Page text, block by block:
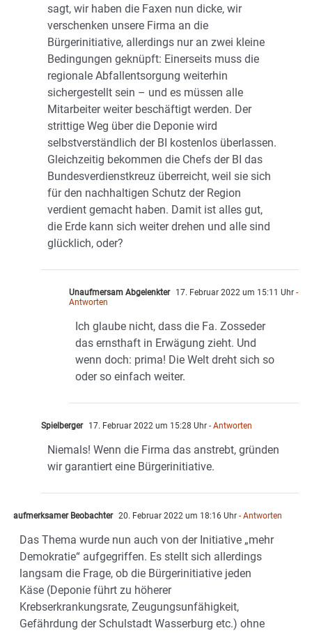
sagt, wir haben die Faxen nun dicke, wir
verschenken unsere Firma an die
Bürgerinitiative, allerdings nur an zwei kleine
Bedingungen geknüpft: Einerseits muss die
regionale Abfallentsorgung weiterhin
sichergestellt sein – und es müssen alle
Mitarbeiter weiter beschäftigt werden. Der
strittige Weg über die Deponie wird
selbstverständlich der BI kostenlos überlassen.
Gleichzeitig bekommen die Chefs der BI das
Bundesverdienstkreuz überreicht, weil sie sich
für den nachhaltigen Schutz der Region
verdient gemacht haben. Damit ist alles gut,
die Erde kann sich weiter drehen und alle sind
glücklich, oder?
Unaufmersam Abgelenkter 17. Februar 2022 um 15:11 Uhr -
Antworten
Ich glaube nicht, dass die Fa. Zosseder
das ernsthaft in Erwägung zieht. Und
wenn doch: prima! Die Welt dreht sich so
oder so einfach weiter.
Spielberger 17. Februar 2022 um 15:28 Uhr - Antworten
Niemals! Wenn die Firma das anstrebt, gründen
wir garantiert eine Bürgerinitiative.
aufmerksamer Beobachter 20. Februar 2022 um 18:16 Uhr - Antworten
Das Thema wurde nun auch von der Initiative „mehr
Demokratie“ aufgegriffen. Es stellt sich allerdings
langsam die Frage, ob die Bürgerinitiative jeden
Käse (Deponie führt zu höherer
Krebserkrankungsrate, Zeugungsunfähigkeit,
Gefährdung der Schulstadt Wasserburg etc.) ohne